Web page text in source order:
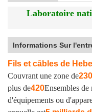
Laboratoire
Informations Sur
Fils et câbles de
Couvrant une zone de
plus de420Ensembles
d'équipements ou